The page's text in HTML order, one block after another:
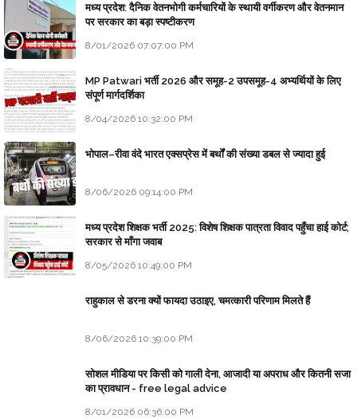
मध्य प्रदेश: दैनिक वेतनभोगी कर्मचारियों के स्थायी वर्गीकरण और वेतनमान
पर सरकार का बड़ा स्पष्टीकरण
8/01/2026 07:07:00 PM
MP Patwari भर्ती 2026 और समूह-2 उपसमूह-4 अभ्यर्थियों के लिए
संपूर्ण मार्गदर्शिका
8/04/2026 10:32:00 PM
भोपाल–रीवा वंदे भारत एक्सप्रेस में बर्थों की संख्या डबल से ज्यादा हुई
8/06/2026 09:14:00 PM
मध्य प्रदेश शिक्षक भर्ती 2025: विशेष शिक्षक पात्रता विवाद पहुँचा हाई कोर्ट;
सरकार से माँगा जवाब
8/05/2026 10:49:00 PM
राहुकाल से डरना क्यों फायदा उठाइए, चमत्कारी परिणाम मिलते हैं
8/06/2026 10:39:00 PM
सोशल मीडिया पर किसी को गाली देना, आजादी या अपराध और कितनी सजा
का प्रावधान - free legal advice
8/01/2026 06:36:00 PM